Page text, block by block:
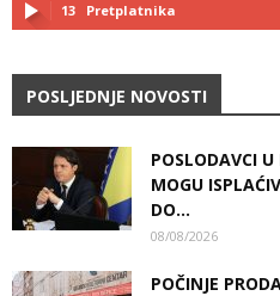
13 Pretplatnika
POSLJEDNJE NOVOSTI
POSLODAVCI U
MOGU
DO...
08/08/2026
POČINJE